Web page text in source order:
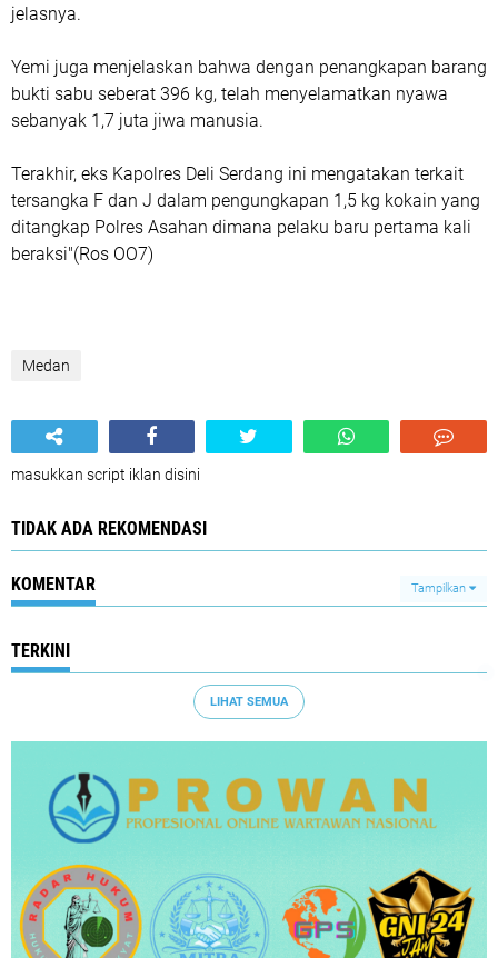
jelasnya.
Yemi juga menjelaskan bahwa dengan penangkapan barang
bukti sabu seberat 396 kg, telah menyelamatkan nyawa
sebanyak 1,7 juta jiwa manusia.
Terakhir, eks Kapolres Deli Serdang ini mengatakan terkait
tersangka F dan J dalam pengungkapan 1,5 kg kokain yang
ditangkap Polres Asahan dimana pelaku baru pertama kali
beraksi"(Ros OO7)
Medan
masukkan script iklan disini
TIDAK ADA REKOMENDASI
KOMENTAR Tampilkan
TERKINI
LIHAT SEMUA